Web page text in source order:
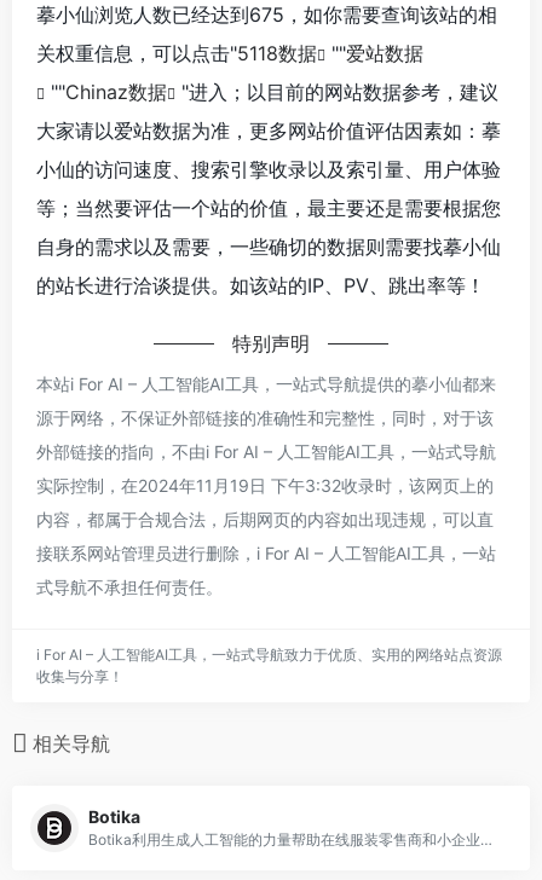
摹小仙浏览人数已经达到675，如你需要查询该站的相
关权重信息，可以点击"5118数据 ""爱站数据
""Chinaz数据
"进入；以目前的网站数据参考，建议
大家请以爱站数据为准，更多网站价值评估因素如：摹
小仙的访问速度、搜索引擎收录以及索引量、用户体验
等；当然要评估一个站的价值，最主要还是需要根据您
自身的需求以及需要，一些确切的数据则需要找摹小仙
的站长进行洽谈提供。如该站的IP、PV、跳出率等！
特别声明
本站i For AI – 人工智能AI工具，一站式导航提供的摹小仙都来
源于网络，不保证外部链接的准确性和完整性，同时，对于该
外部链接的指向，不由i For AI – 人工智能AI工具，一站式导航
实际控制，在2024年11月19日 下午3:32收录时，该网页上的
内容，都属于合规合法，后期网页的内容如出现违规，可以直
接联系网站管理员进行删除，i For AI – 人工智能AI工具，一站
式导航不承担任何责任。
i For AI – 人工智能AI工具，一站式导航致力于优质、实用的网络站点资源
收集与分享！
相关导航
Botika
Botika利用生成人工智能的力量帮助在线服装零售商和小企业减少麻烦,成本和时间创造时尚照片，而获得10倍输出各种各样的模型。